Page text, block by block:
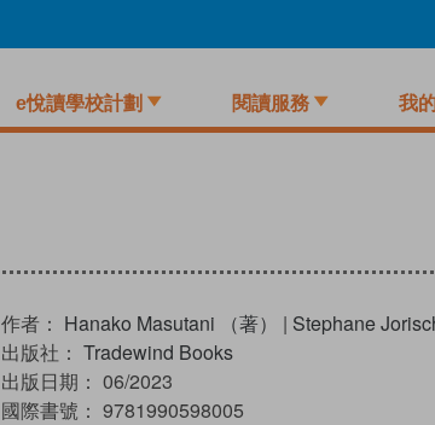
e悅讀學校計劃 閱讀服務 我
作者： Hanako Masutani （著） | Stephane
出版社： Tradewind Books
出版日期： 06/2023
國際書號： 9781990598005